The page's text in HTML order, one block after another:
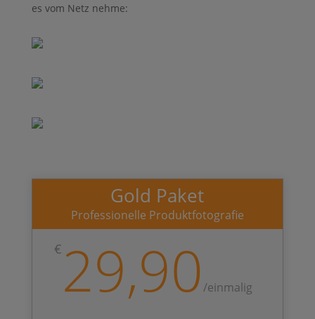
es vom Netz nehme:
Gold Paket
Professionelle Produktfotografie
€ 29,90/einmalig